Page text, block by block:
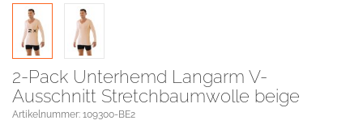
2-Pack Unterhemd Langarm V-
Ausschnitt Stretchbaumwolle beige
Artikelnummer: 109300-BE2